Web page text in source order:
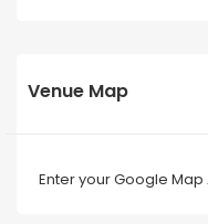
Venue Map
Enter your Google